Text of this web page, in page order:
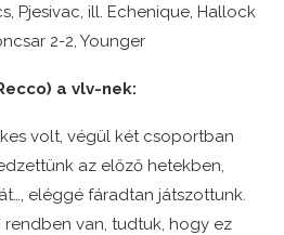
Pjesivac, ill. Echenique, Hallock
2-2, Younger
a vlv-nek:
volt, végül két csoportban
az előző hetekben,
eléggé fáradtan játszottunk.
van, tudtuk, hogy ez